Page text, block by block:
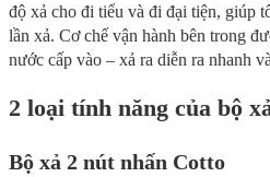
độ xả cho đi tiểu và đi đại tiện, giúp
lần xả. Cơ chế vận hành bên trong
nước cấp vào – xả ra diễn ra nhanh
2 loại tính năng của bộ
Bộ xả 2 nút nhấn Cotto